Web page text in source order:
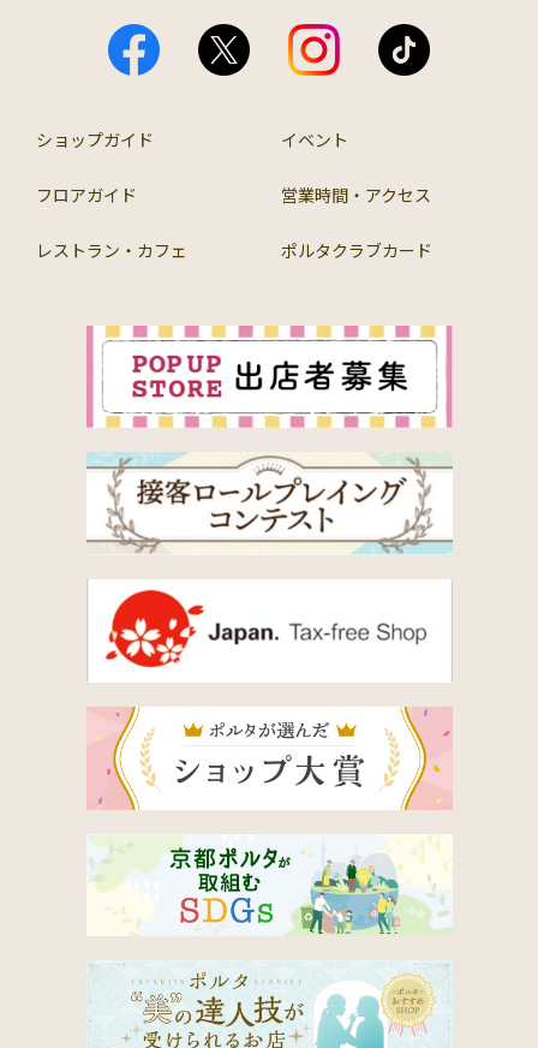
ショップガイド イベント
フロアガイド 営業時間・アクセス
レストラン・カフェ ポルタクラブカード